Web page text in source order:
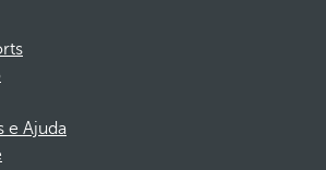
e Ajuda